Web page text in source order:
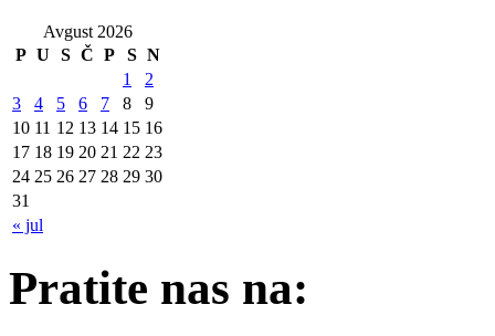
Avgust 2026
P U S Č P S N
« jul
1
2
3
4 5 6 7 8
9
10 11 12 13 14 15 16
17 18 19 20 21 22 23
24 25 26 27 28 29 30
31
Pratite nas na: